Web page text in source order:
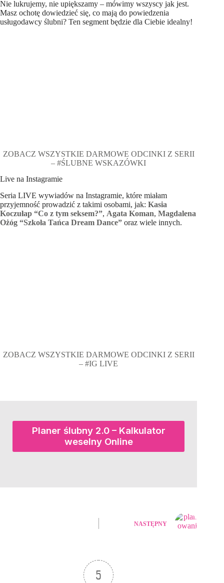
Nie lukrujemy, nie upiększamy – mówimy wszyscy jak jest.
Masz ochotę dowiedzieć się, co mają do powiedzenia
usługodawcy ślubni? Ten segment będzie dla Ciebie idealny!
ZOBACZ WSZYSTKIE DARMOWE ODCINKI Z SERII
– #ŚLUBNE WSKAZÓWKI
Live na Instagramie
Seria LIVE wywiadów na Instagramie, które miałam
przyjemność prowadzić z takimi osobami, jak: Kasia
Koczułap “Co z tym seksem?”, Agata Koman, Magdalena
Ożóg “Szkoła Tańca Dream Dance” oraz wiele innych.
ZOBACZ WSZYSTKIE DARMOWE ODCINKI Z SERII
– #IG LIVE
Planer ślubny 2.0 – Kalkulator
weselny Online
NASTĘPNY
5